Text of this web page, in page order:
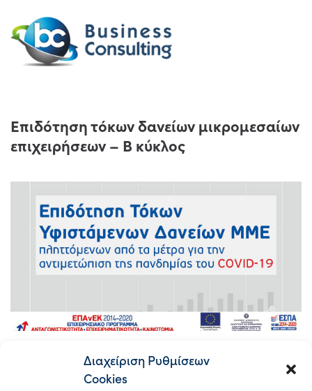
Διαχείριση Ρυθμίσεων
Cookies
Επιδότηση τόκων δανείων μικρομεσαίων
επιχειρήσεων – Β κύκλος